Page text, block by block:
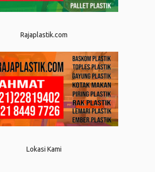
Rajaplastik.com
Lokasi Kami